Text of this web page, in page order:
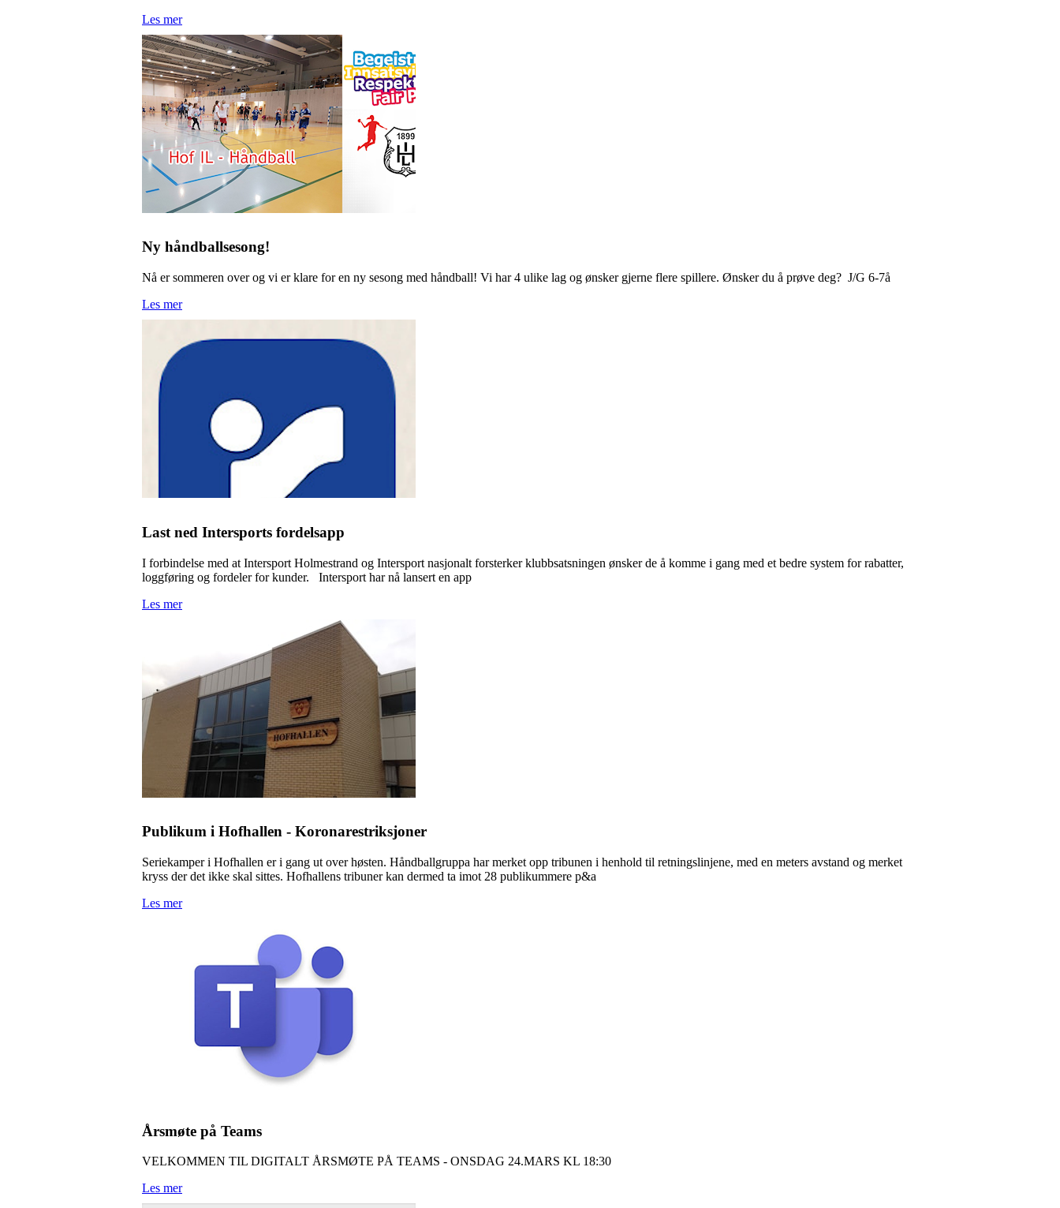
Les mer
Ny håndballsesong!
Nå er sommeren over og vi er klare for en ny sesong med håndball! Vi har 4 ulike lag og ønsker gjerne flere spillere. Ønsker du å prøve deg? J/G 6-7å
Les mer
Last ned Intersports fordelsapp
I forbindelse med at Intersport Holmestrand og Intersport nasjonalt forsterker klubbsatsningen ønsker de å komme i gang med et bedre system for rabatter,
loggføring og fordeler for kunder. Intersport har nå lansert en app
Les mer
Publikum i Hofhallen - Koronarestriksjoner
Seriekamper i Hofhallen er i gang ut over høsten. Håndballgruppa har merket opp tribunen i henhold til retningslinjene, med en meters avstand og merket
kryss der det ikke skal sittes. Hofhallens tribuner kan dermed ta imot 28 publikummere p&a
Les mer
Årsmøte på Teams
VELKOMMEN TIL DIGITALT ÅRSMØTE PÅ TEAMS - ONSDAG 24.MARS KL 18:30
Les mer